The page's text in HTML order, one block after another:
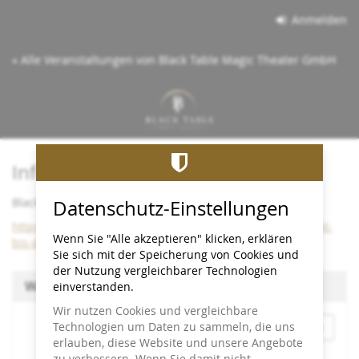
springen
Anmelden
« Alle Veranstaltungen von Black Table Magic Theater GmbH
Info:
Black Table bleibt bis Dezember 2026 im Cineplex
https://www.black-table.de/wichtige-info-black-table-bleibt-
bis-dezember-2026-im-cineplex/
Wählen Sie einen Termin aus
Monat
Datenschutz-Einstellungen
Wenn Sie "Alle akzeptieren" klicken, erklären
Sie sich mit der Speicherung von Cookies und
der Nutzung vergleichbarer Technologien
einverstanden.
Wir nutzen Cookies und vergleichbare
Technologien um Daten zu sammeln, die uns
erlauben, diese Website und unsere Angebote